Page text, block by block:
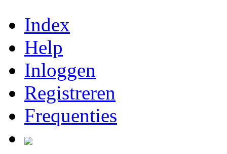
Index
Help
Inloggen
Registreren
Frequenties